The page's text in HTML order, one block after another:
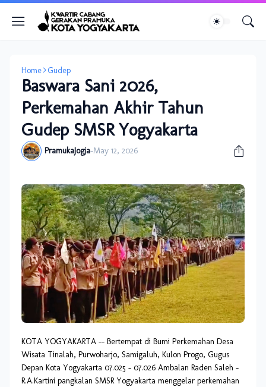
Home Gudep
Baswara Sani 2026,
Perkemahan Akhir Tahun
Gudep SMSR Yogyakarta
PramukaJogja-May 12, 2026
KOTA YOGYAKARTA -- Bertempat di Bumi Perkemahan Desa
Wisata Tinalah, Purwoharjo, Samigaluh, Kulon Progo, Gugus
Depan Kota Yogyakarta 07.025 - 07.026 Ambalan Raden Saleh -
R.A.Kartini pangkalan SMSR Yogyakarta menggelar perkemahan